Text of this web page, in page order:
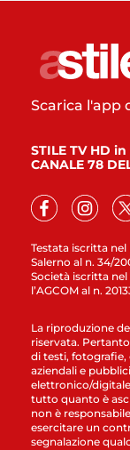
Testata iscritta
Salerno al n. 34/
Società iscritta
l’AGCOM al n.
Scarica l'app
STILE TV HD
CANALE 78
La riproduzione
riservata.
di testi,
aziendali e
elettronico/
tutto quanto è
non è
esercitare un
segnalazione